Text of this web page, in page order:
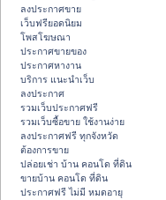
ลงประกาศขาย
เว็บฟรียอดนิยม
โพสโฆษณา
ประกาศขายของ
ประกาศหางาน
บริการ แนะนำเว็บ
ลงประกาศ
รวมเว็บประกาศฟรี
รวมเว็บซื้อขาย ใช้งานง่าย
ลงประกาศฟรี ทุกจังหวัด
ต้องการขาย
ปล่อยเช่า บ้าน คอนโด ที่ดิน
ขายบ้าน คอนโด ที่ดิน
ประกาศฟรี ไม่มี หมดอายุ